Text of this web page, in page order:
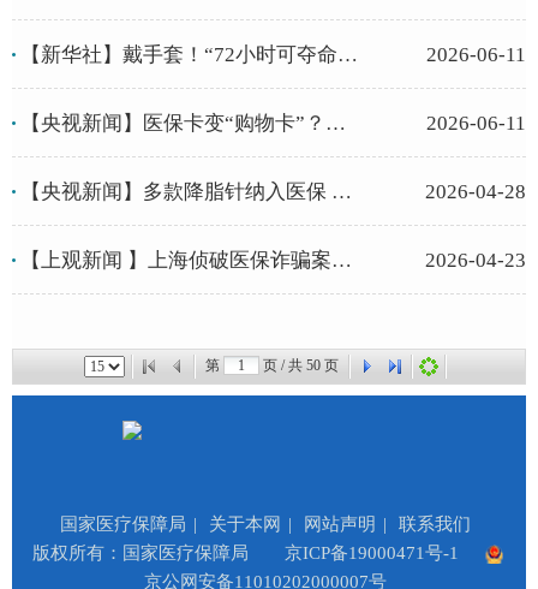
【新华社】戴手套！“72小时可夺命”，又有人中招了 2026-06-11
【央视新闻】医保卡变“购物卡”？揭秘药店串换药品的“两本账” 2026-06-11
【央视新闻】多款降脂针纳入医保 哪些人适合使用？专家解答 2026-04-28
【上观新闻 】上海侦破医保诈骗案60余起：“回流药”“空刷套现”涉嫌... 2026-04-23
第 页 / 共 50 页
国家医疗保障局 | 关于本网 | 网站声明 |
联系我们
版权所有：国家医疗保障局
京ICP备19000471号-1
京公网安备11010202000007号